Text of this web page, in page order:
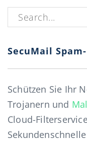
Suchen nach:
SecuMail
Schützen Sie Ihr
Trojanern und
Cloud-